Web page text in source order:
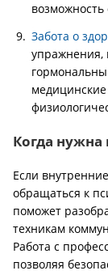
возможность
Забота о
упражнения,
Когда
Если
обращаться к
поможет
техникам
Работа с
позволяя